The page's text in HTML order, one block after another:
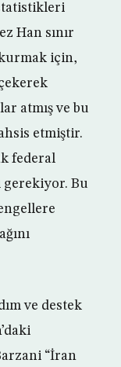
Han sınır
için,
atmış ve bu
etmiştir.
federal
gerekiyor. Bu
ve destek
“İran